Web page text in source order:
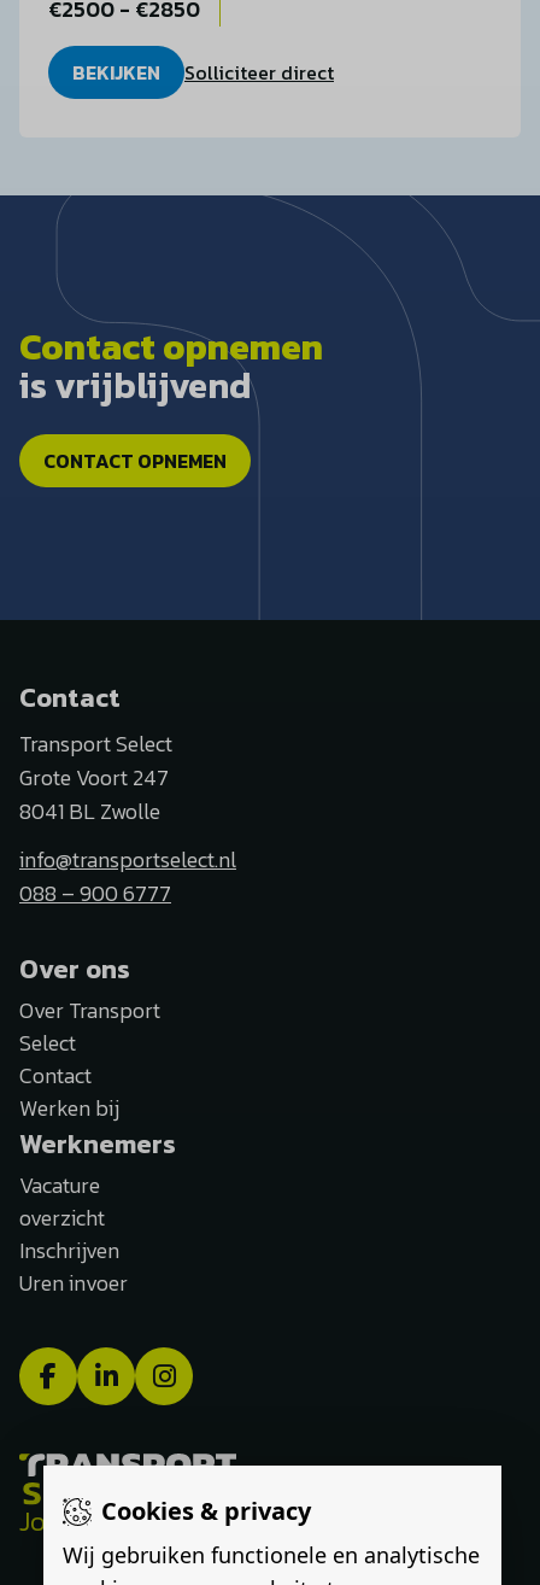
Cookies & privacy
Wij gebruiken functionele en analytische
€2500 - €2850
BEKIJKEN Solliciteer direct
Contact opnemen
is vrijblijvend
CONTACT OPNEMEN
Contact
Transport Select
Grote Voort 247
8041 BL Zwolle
info@transportselect.nl
088 – 900 6777
Over ons
Over Transport
Select
Contact
Werken bij
Werknemers
Vacature
overzicht
Inschrijven
Uren invoer
Jouw route, onze expertise